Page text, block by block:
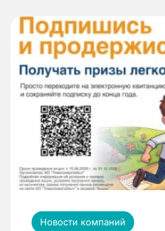
Новости компаний